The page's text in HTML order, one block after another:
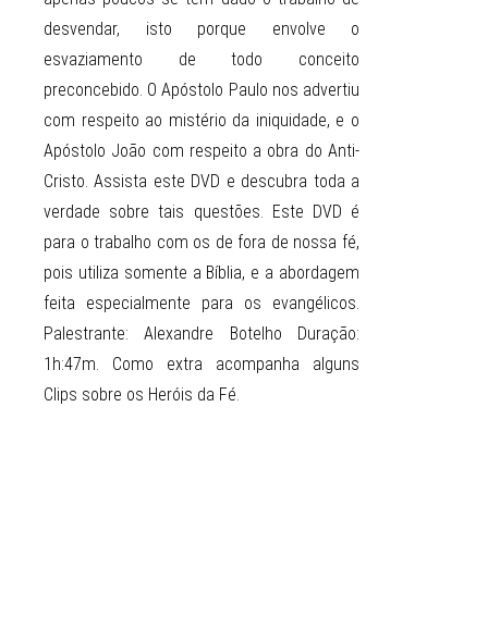
desvendar, isto porque envolve o
esvaziamento de todo conceito
preconcebido. O Apóstolo Paulo nos advertiu
com respeito ao mistério da iniquidade, e o
Apóstolo João com respeito a obra do Anti-
Cristo. Assista este DVD e descubra toda a
verdade sobre tais questões. Este DVD é
para o trabalho com os de fora de nossa fé,
pois utiliza somente a Bíblia, e a abordagem
feita especialmente para os evangélicos.
Palestrante: Alexandre Botelho Duração:
1h:47m. Como extra acompanha alguns
Clips sobre os Heróis da Fé.